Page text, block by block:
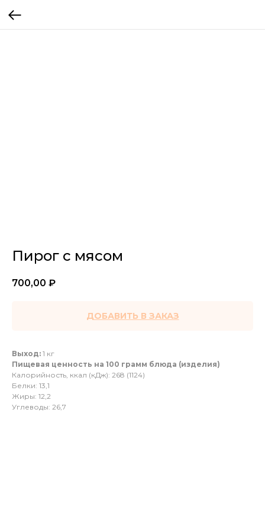
Пирог с мясом
700,00 ₽
ДОБАВИТЬ В ЗАКАЗ
Выход: 1 кг
Пищевая ценность на 100 грамм блюда (изделия)
Калорийность, ккал (кДж): 268 (1124)
Белки: 13,1
Жиры: 12,2
Углеводы: 26,7